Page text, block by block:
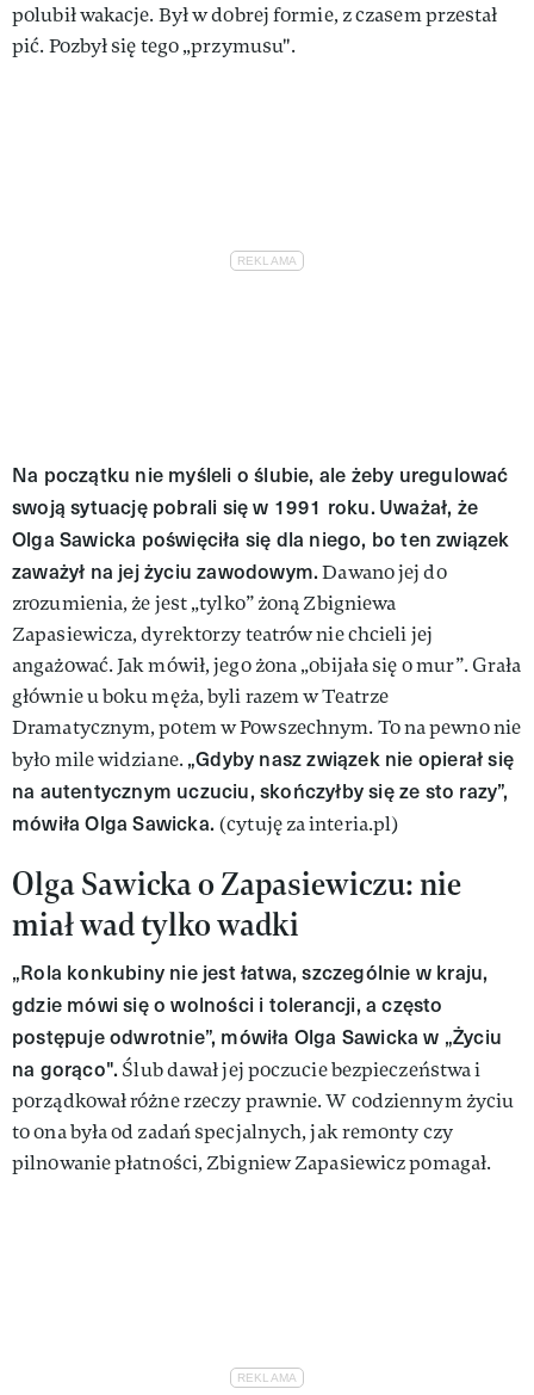
polubił wakacje. Był w dobrej formie, z czasem przestał
pić. Pozbył się tego „przymusu".
Na początku nie myśleli o ślubie, ale żeby uregulować
swoją sytuację pobrali się w 1991 roku. Uważał, że
Olga Sawicka poświęciła się dla niego, bo ten związek
zaważył na jej życiu zawodowym.Dawano jej do
zrozumienia, że jest „tylko” żoną Zbigniewa
Zapasiewicza, dyrektorzy teatrów nie chcieli jej
angażować. Jak mówił, jego żona „obijała się o mur”. Grała
głównie u boku męża, byli razem w Teatrze
Dramatycznym, potem w Powszechnym. To na pewno nie
było mile widziane. „Gdyby nasz związek nie opierał się
na autentycznym uczuciu, skończyłby się ze sto razy”,
mówiła Olga Sawicka. (cytuję za interia.pl)
Olga Sawicka o Zapasiewiczu: nie
miał wad tylko wadki
„Rola konkubiny nie jest łatwa, szczególnie w kraju,
gdzie mówi się o wolności i tolerancji, a często
postępuje odwrotnie”, mówiła Olga Sawicka w „Życiu
na gorąco". Ślub dawał jej poczucie bezpieczeństwa i
porządkował różne rzeczy prawnie. W codziennym życiu
to ona była od zadań specjalnych, jak remonty czy
pilnowanie płatności, Zbigniew Zapasiewicz pomagał.